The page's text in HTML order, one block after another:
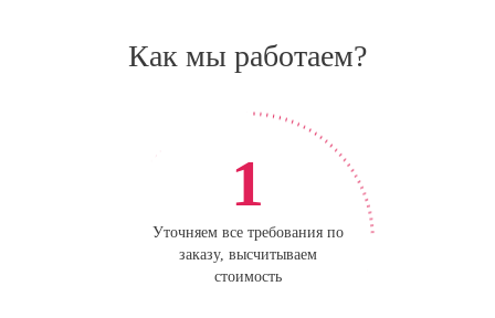
Как мы работаем?
1
Уточняем все требования по
заказу, высчитываем
стоимость